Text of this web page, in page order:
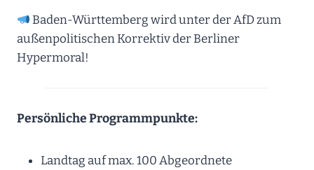
Baden-Württemberg wird unter der AfD zum
außenpolitischen Korrektiv der Berliner
Hypermoral!
Persönliche Programmpunkte:
Landtag auf max. 100 Abgeordnete